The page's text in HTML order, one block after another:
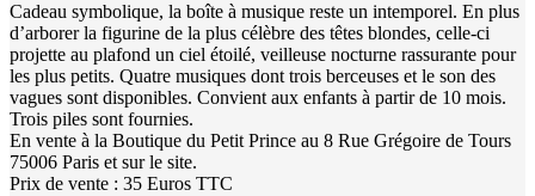
Cadeau symbolique, la boîte à musique reste un intemporel. En plus
d’arborer la figurine de la plus célèbre des têtes blondes, celle-ci
projette au plafond un ciel étoilé, veilleuse nocturne rassurante pour
les plus petits. Quatre musiques dont trois berceuses et le son des
vagues sont disponibles. Convient aux enfants à partir de 10 mois.
Trois piles sont fournies.
En vente à la Boutique du Petit Prince au 8 Rue Grégoire de Tours
75006 Paris et sur le site.
Prix de vente : 35 Euros TTC